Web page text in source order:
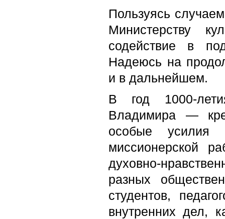
Пользуясь
Министерству
содействие в
Надеюсь на
и в дальнейшем.
В год 1000-
Владимира —
особые усилия
миссионерской
духовно-
разных
студентов,
внутренних дел,